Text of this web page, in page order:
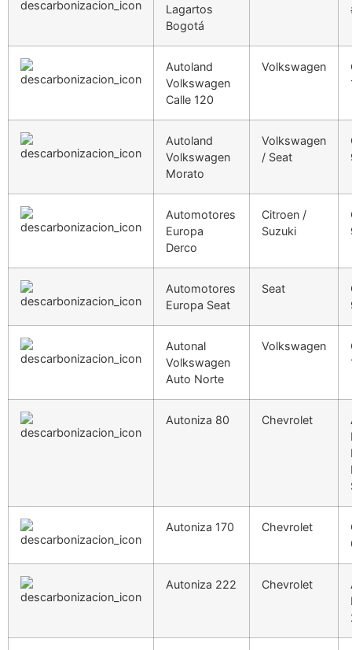
Lagartos
Bogotá
Autoland
Volkswagen
Calle 120
Volkswagen
Autoland
Volkswagen
Morato
Volkswagen
/ Seat
Automotores
Europa
Derco
Citroen /
Suzuki
Automotores
Europa Seat
Seat
Autonal
Volkswagen
Auto Norte
Volkswagen
Autoniza 80 Chevrolet
Autoniza 170 Chevrolet
Autoniza 222 Chevrolet